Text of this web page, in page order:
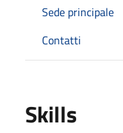
Sede principale
Contatti
Skills